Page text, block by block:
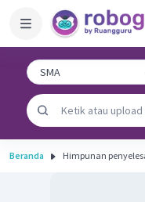
Beranda Himpunan